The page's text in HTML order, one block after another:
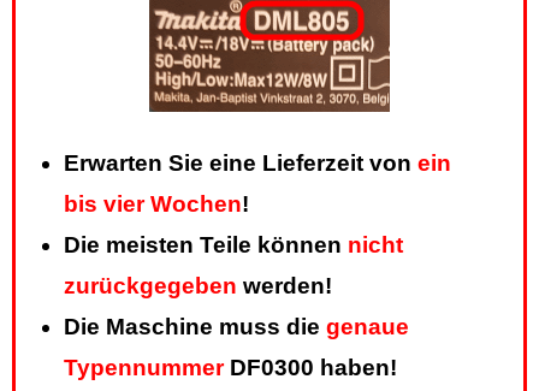
Erwarten Sie eine Lieferzeit von ein
bis vier Wochen!
Die meisten Teile können nicht
zurückgegeben werden!
Die Maschine muss die genaue
TypennummerDF0300 haben!